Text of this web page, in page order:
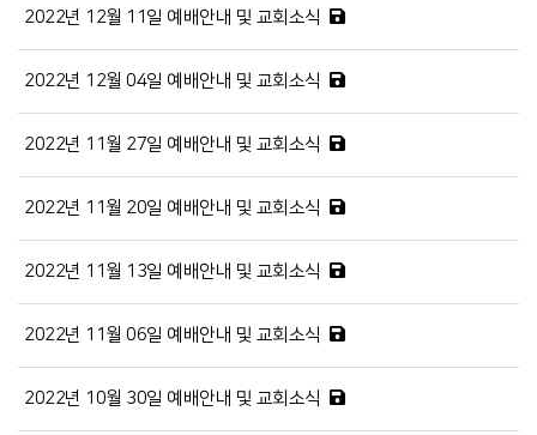
2022년 12월 11일 예배안내 및 교회소식
2022년 12월 04일 예배안내 및 교회소식
2022년 11월 27일 예배안내 및 교회소식
2022년 11월 20일 예배안내 및 교회소식
2022년 11월 13일 예배안내 및 교회소식
2022년 11월 06일 예배안내 및 교회소식
2022년 10월 30일 예배안내 및 교회소식